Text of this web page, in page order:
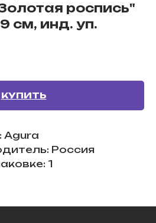
роспись"
см, инд. уп.
КУПИТЬ
Agura
Россия
1